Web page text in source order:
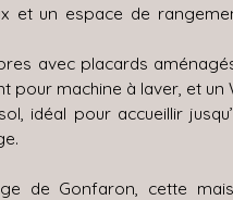
et un espace de
avec placards
pour machine à laver, et un
idéal pour accueillir
de Gonfaron, cette